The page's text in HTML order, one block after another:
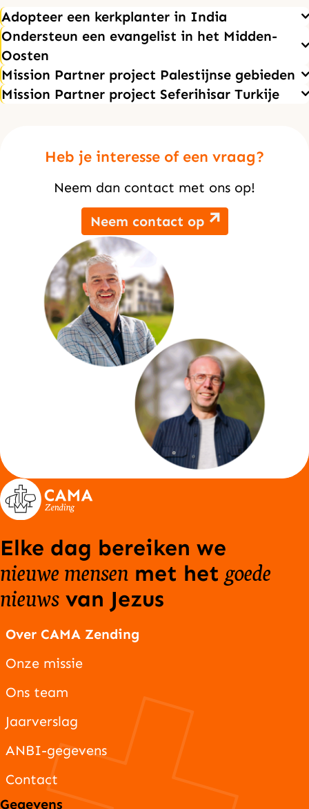
Adopteer een kerkplanter in India
Ondersteun een evangelist in het Midden-
Oosten
Mission Partner project Palestijnse gebieden
Mission Partner project Seferihisar Turkije
Heb je interesse of een vraag?
Neem dan contact met ons op!
Neem contact op
Elke dag bereiken we
nieuwe mensen met het goede
nieuws van Jezus
Over CAMA Zending
Onze missie
Ons team
Jaarverslag
ANBI-gegevens
Contact
Gegevens